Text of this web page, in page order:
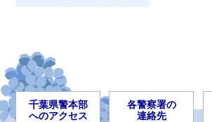
千葉県警本部
へのアクセス
各警察署の
連絡先